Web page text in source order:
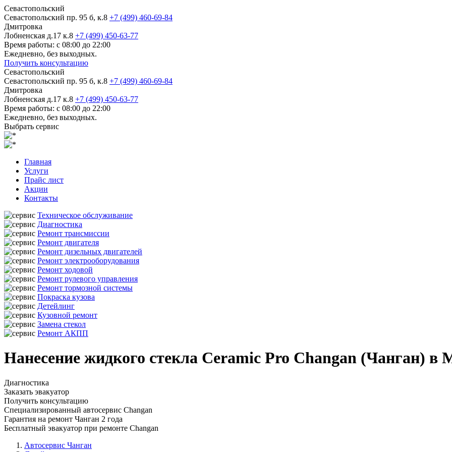
Севастопольский
Севастопольский пр. 95 б, к.8 +7 (499) 460-69-84
Дмитровка
Лобненская д.17 к.8 +7 (499) 450-63-77
Время работы: с 08:00 до 22:00
Ежедневно, без выходных.
Получить консультацию
Севастопольский
Севастопольский пр. 95 б, к.8 +7 (499) 460-69-84
Дмитровка
Лобненская д.17 к.8 +7 (499) 450-63-77
Время работы: с 08:00 до 22:00
Ежедневно, без выходных.
Выбрать сервис
Главная
Услуги
Прайс лист
Акции
Контакты
Техническое обслуживание
Диагностика
Ремонт трансмиссии
Ремонт двигателя
Ремонт дизельных двигателей
Ремонт электрооборудования
Ремонт ходовой
Ремонт рулевого управления
Ремонт тормозной системы
Покраска кузова
Детейлинг
Кузовной ремонт
Замена стекол
Ремонт АКПП
Нанесение жидкого стекла Ceramic Pro Changan (Чанган) в
Диагностика
Заказать эвакуатор
Получить консультацию
Специализированный автосервис Changan
Гарантия на ремонт Чанган 2 года
Бесплатный эвакуатор при ремонте Changan
Автосервис Чанган